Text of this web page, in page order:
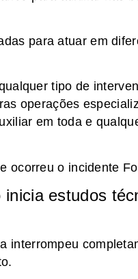
para atuar em
tipo de
operações
em toda e
ocorreu o incidente
estudos
interrompeu